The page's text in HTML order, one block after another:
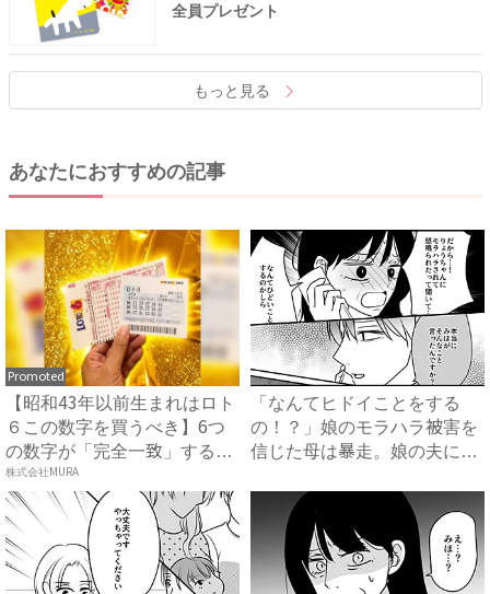
全員プレゼント
もっと見る
あなたにおすすめの記事
Promoted
【昭和43年以前生まれはロト
６この数字を買うべき】6つ
の数字が「完全一致」する
方...
株式会社MURA
「なんてヒドイことをする
の！？」娘のモラハラ被害を
信じた母は暴走。娘の夫に電